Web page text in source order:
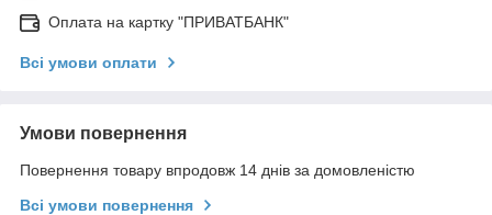
Оплата на картку "ПРИВАТБАНК"
Всі умови оплати
Умови повернення
Повернення товару впродовж 14 днів за домовленістю
Всі умови повернення